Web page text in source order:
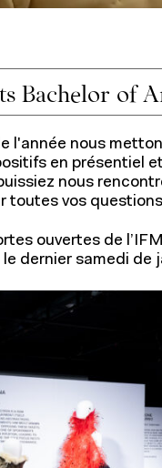
Bachelor of
l'année nous
en présentiel
nous
toutes vos
ouvertes de
dernier samedi de